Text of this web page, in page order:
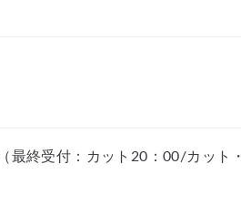
終受付：カット20：00/カット・